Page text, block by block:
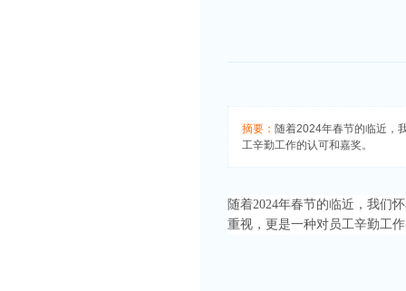
摘要： 随着2024年春节的临近，
工辛勤工作的认可和嘉奖。
随着2024年春节的临近，我们
重视，更是一种对员工辛勤工